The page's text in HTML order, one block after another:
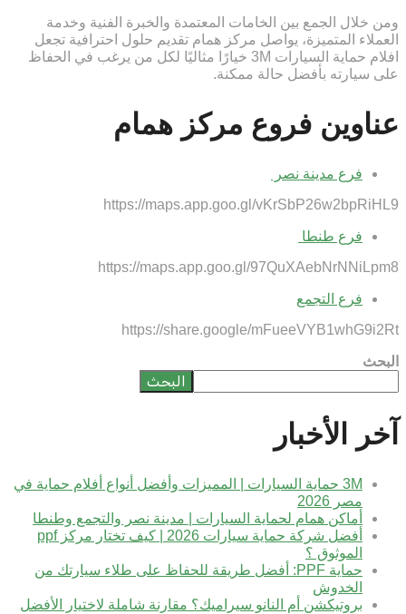
ومن خلال الجمع بين الخامات المعتمدة والخبرة الفنية وخدمة
العملاء المتميزة، يواصل مركز همام تقديم حلول احترافية تجعل
افلام حماية السيارات 3M خيارًا مثاليًا لكل من يرغب في الحفاظ
على سيارته بأفضل حالة ممكنة.
عناوين فروع مركز همام
فرع مدينة نصر
https://maps.app.goo.gl/vKrSbP26w2bpRiHL9
فرع طنطا
https://maps.app.goo.gl/97QuXAebNrNNiLpm8
فرع التجمع
https://share.google/mFueeVYB1whG9i2Rt
البحث
البحث
آخر الأخبار
3M حماية السيارات | المميزات وأفضل أنواع أفلام حماية في
مصر 2026
أماكن همام لحماية السيارات | مدينة نصر والتجمع وطنطا
أفضل شركة حماية سيارات 2026 | كيف تختار مركز ppf
الموثوق ؟
حماية PPF: أفضل طريقة للحفاظ على طلاء سيارتك من
الخدوش
بروتيكشن أم النانو سيراميك؟ مقارنة شاملة لاختيار الأفضل